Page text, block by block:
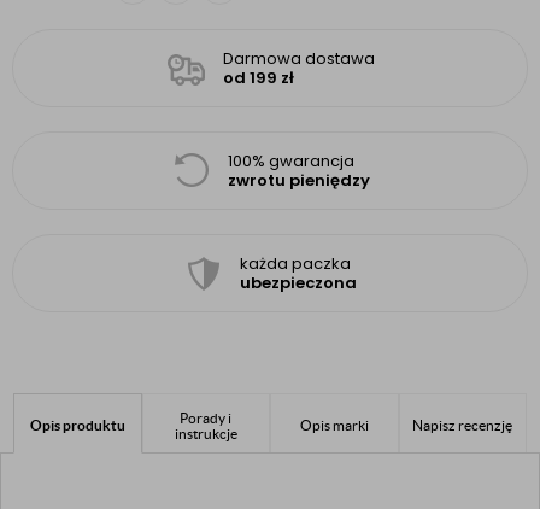
Darmowa dostawa
od 199 zł
100% gwarancja
zwrotu pieniędzy
każda paczka
ubezpieczona
Opis produktu
Porady i
instrukcje
Opis marki Napisz recenzję